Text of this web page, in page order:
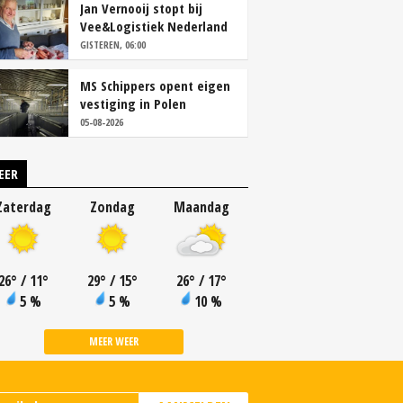
Jan Vernooij stopt bij
Vee&Logistiek Nederland
GISTEREN, 06:00
MS Schippers opent eigen
vestiging in Polen
05-08-2026
° / 11°
5 %
Zondag
29° / 15°
5 %
Maandag
26° / 17°
10 %
MEER WEER